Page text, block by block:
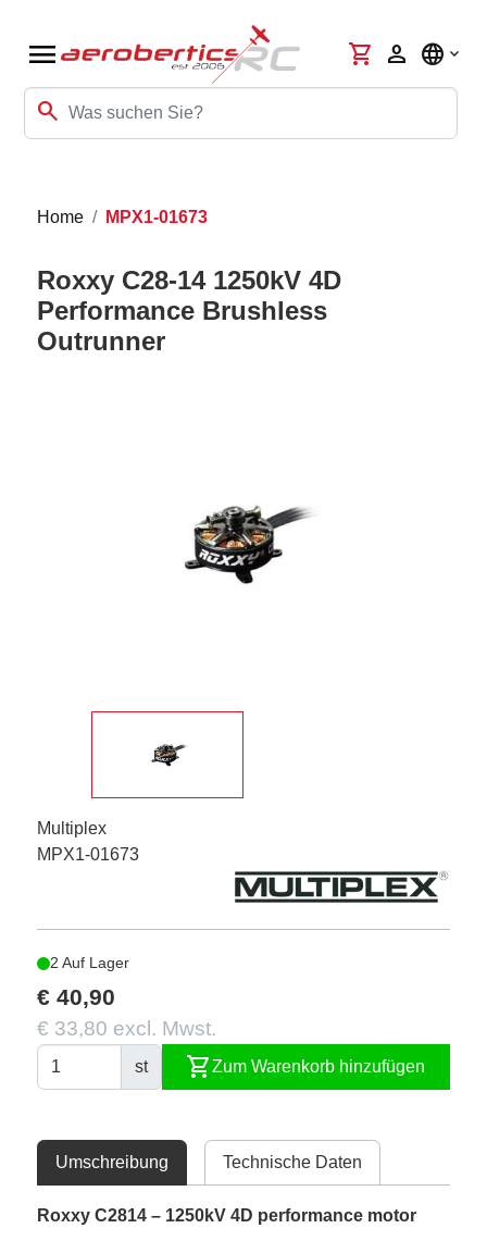
menu
search
shopping_cart person language
Home MPX1-01673
Roxxy C28-14 1250kV 4D
Performance Brushless
Outrunner
Multiplex
MPX1-01673
2 Auf Lager
€ 40,90
€ 33,80 excl. Mwst.
st shopping_cartZum Warenkorb hinzufügen
Umschreibung Technische Daten
Roxxy C2814 – 1250kV 4D performance motor